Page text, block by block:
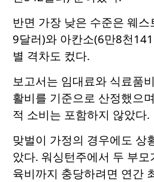
반면 가장 낮은 수준은 웨
9달러)와 아칸소(6만8천
별 격차도 컸다.
보고서는 임대료와 식료품
활비를 기준으로 산정했으
적 소비는 포함하지 않았다.
맞벌이 가정의 경우에도 상
았다. 워싱턴주에서 두 부
육비까지 충당하려면 연간